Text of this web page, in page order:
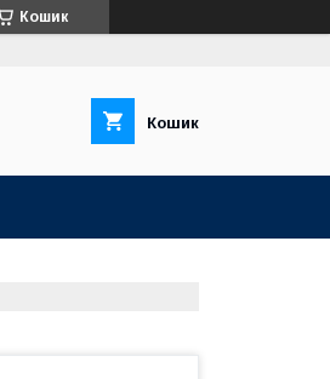
Кошик
Кошик